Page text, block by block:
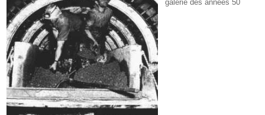
galerie des années 50